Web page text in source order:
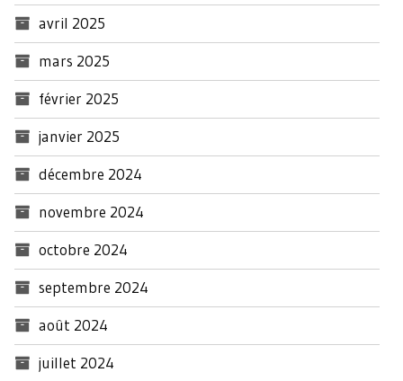
avril 2025
mars 2025
février 2025
janvier 2025
décembre 2024
novembre 2024
octobre 2024
septembre 2024
août 2024
juillet 2024